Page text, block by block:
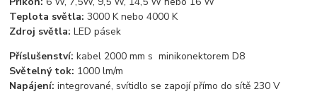
Teplota světla:3000 K nebo 4000 K
Zdroj světla:LED pásek
Příslušenství: kabel 2000 mm s minikonektorem D8
Světelný tok: 1000 lm/m
Napájení: integrované, svítidlo se zapojí přímo do sítě 230 V